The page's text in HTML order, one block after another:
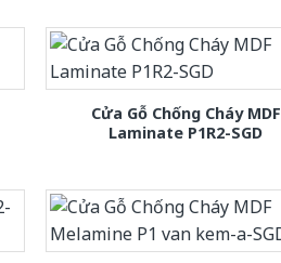
Cửa Gỗ Chống Cháy MDF
Laminate P1R2-SGD